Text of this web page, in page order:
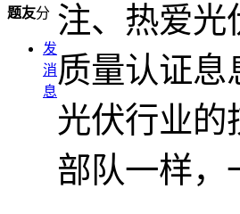
题友分
发
消
息
注、热爱光
质量认证息
光伏行业的
部队一样，